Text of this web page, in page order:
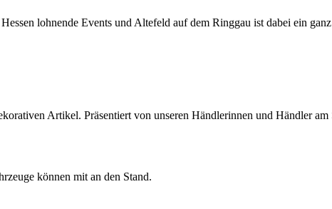
lohnende Events und Altefeld auf dem Ringgau ist dabei ein
Artikel. Präsentiert von unseren Händlerinnen und Händler am
können mit an den Stand.